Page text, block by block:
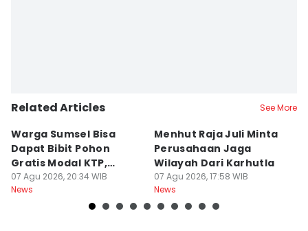
Related Articles See More
Warga Sumsel Bisa
Dapat Bibit Pohon
Gratis Modal KTP,
Menhut Beberkan
Caranya
07 Agu 2026, 20:34 WIB
News
Menhut Raja Juli Minta
Perusahaan Jaga
Wilayah Dari Karhutla
07 Agu 2026, 17:58 WIB
News